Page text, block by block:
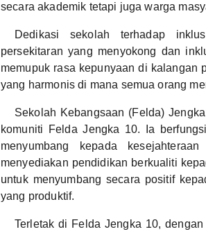
secara akademik tetapi juga warga
Dedikasi sekolah terhadap
persekitaran yang menyokong dan
memupuk rasa kepunyaan di kalangan
yang harmonis di mana semua orang
Sekolah Kebangsaan (Felda)
komuniti Felda Jengka 10. Ia
menyumbang kepada
menyediakan pendidikan berkualiti
untuk menyumbang secara positif
yang produktif.
Terletak di Felda Jengka 10,